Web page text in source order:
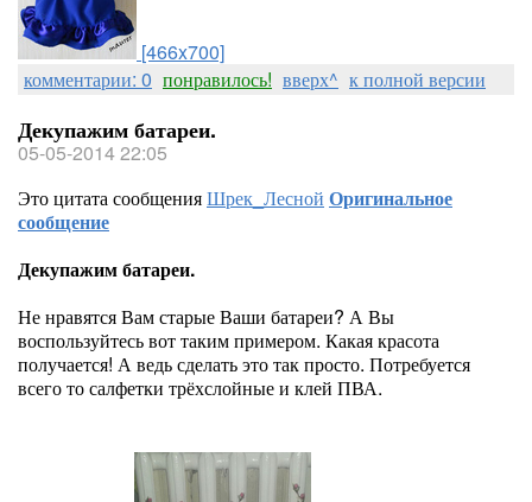
[466x700]
комментарии: 0 понравилось! вверх^ к полной версии
Декупажим батареи.
05-05-2014 22:05
Это цитата сообщенияШрек_Лесной Оригинальное
сообщение
Декупажим батареи.
Не нравятся Вам старые Ваши батареи? А Вы
воспользуйтесь вот таким примером. Какая красота
получается! А ведь сделать это так просто. Потребуется
всего то салфетки трёхслойные и клей ПВА.